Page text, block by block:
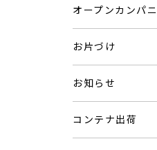
オープンカンパ
お片づけ
お知らせ
コンテナ出荷